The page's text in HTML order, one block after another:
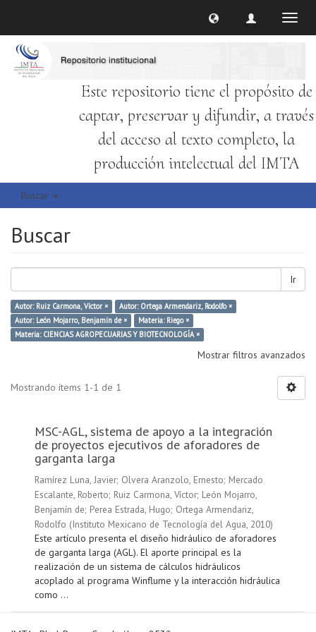
Este repositorio tiene el propósito de
captar, preservar y difundir, a través
del acceso al texto completo, la
producción intelectual del IMTA
Buscar
Buscar
Ir
Autor: Ruiz Carmona, Víctor ×
Autor: Ortega Armendariz, Rodolfo ×
Autor: León Mojarro, Benjamín de ×
Materia: Riego ×
Materia: CIENCIAS AGROPECUARIAS Y BIOTECNOLOGÍA ×
Mostrar filtros avanzados
Mostrando ítems 1-1 de 1
MSC-AGL, sistema de apoyo a la integración
de proyectos ejecutivos de aforadores de
garganta larga
Ramírez Luna, Javier; Olvera Aranzolo, Ernesto; Mercado
Escalante, Roberto; Ruiz Carmona, Víctor; León Mojarro,
Benjamín de; Perea Estrada, Hugo; Ortega Armendariz,
Rodolfo (Instituto Mexicano de Tecnología del Agua, 2010)
Este artículo presenta el diseño hidráulico de aforadores
de garganta larga (AGL). El aporte principal es la
realización de un sistema de cálculos hidráulicos
acoplado al programa Winflume y la interacción hidráulica
como ...